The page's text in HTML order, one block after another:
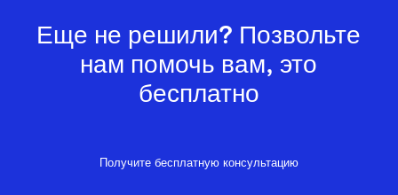
Еще не решили? Позвольте
нам помочь вам, это
бесплатно
Получите бесплатную консультацию